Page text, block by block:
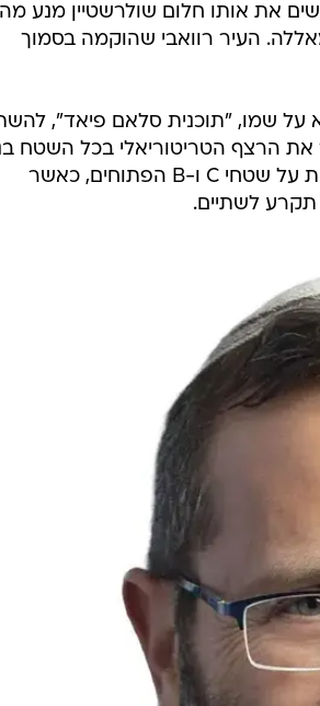
את אותו חלום שולרשטיין מנע
העיר רוואבי שהוקמה בסמוך
על שמו, "תוכנית סלאם פיאד",
את הרצף הטריטוריאלי בכל השטח
לעמדת ישראל. מיליארדים של דולרים הושקעו בהשתלטות על שטחי C ו-B הפתוחים, כאשר
לשתיים.